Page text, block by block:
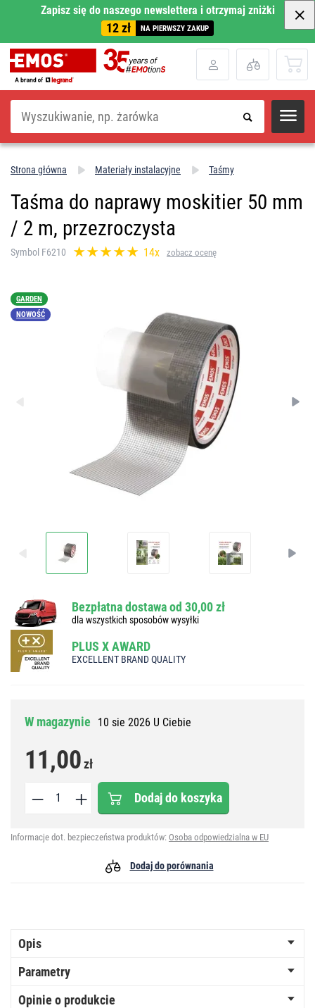
Zapisz się do naszego newslettera i otrzymaj zniżki
12 zł NA PIERWSZY ZAKUP
Szukaj
Strona główna Materiały instalacyjne Taśmy
Taśma do naprawy moskitier 50 mm
/ 2 m, przezroczysta
Symbol F6210 14x zobacz ocenę
GARDEN
NOWOŚĆ
Bezpłatna dostawa od 30,00 zł
dla wszystkich sposobów wysyłki
PLUS X AWARD
EXCELLENT BRAND QUALITY
W magazynie 10 sie 2026 U Ciebie
11,00zł
Dodaj do koszyka
Informacje dot. bezpieczeństwa produktów: Osoba odpowiedzialna w EU
Dodaj do porównania
Opis
Parametry
Opinie o produkcie